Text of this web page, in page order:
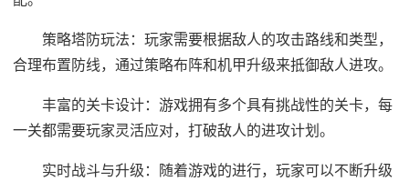
策略塔防玩法：玩家需要根据敌人的攻击路线和类型，
合理布置防线，通过策略布阵和机甲升级来抵御敌人进攻。
丰富的关卡设计：游戏拥有多个具有挑战性的关卡，每
一关都需要玩家灵活应对，打破敌人的进攻计划。
实时战斗与升级：随着游戏的进行，玩家可以不断升级